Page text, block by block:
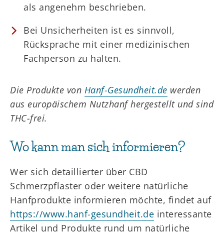
als angenehm beschrieben.
Bei Unsicherheiten ist es sinnvoll,
Rücksprache mit einer medizinischen
Fachperson zu halten.
Die Produkte von Hanf-Gesundheit.de werden
aus europäischem Nutzhanf hergestellt und sind
THC-frei.
Wo kann man sich informieren?
Wer sich detaillierter über CBD
Schmerzpflaster oder weitere natürliche
Hanfprodukte informieren möchte, findet auf
https://www.hanf-gesundheit.de interessante
Artikel und Produkte rund um natürliche